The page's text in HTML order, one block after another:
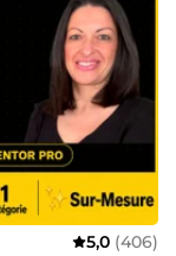
5,0 (406)